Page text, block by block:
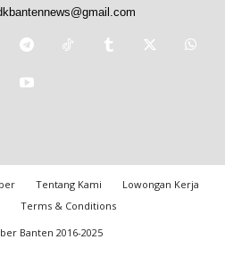
Tentang Kami
Lowongan Kerja
Terms & Conditions
Banten 2016-2025